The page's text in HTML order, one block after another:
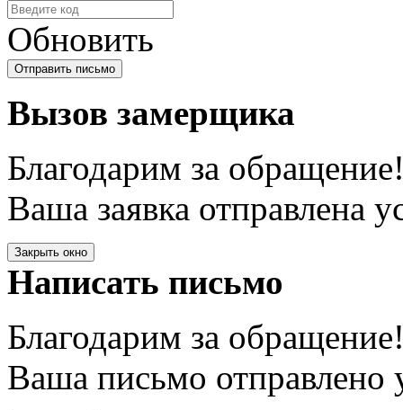
Обновить
Вызов замерщика
Благодарим за
Ваша заявка отправлена
Закрыть окно
Написать письмо
Благодарим за
Ваша письмо отправлено